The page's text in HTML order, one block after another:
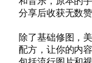
分享后收获无数赞
除了基础修图，
配方，让你的内